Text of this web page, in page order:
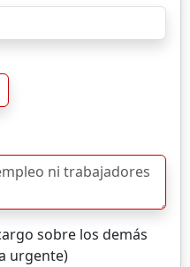
sobre los demás
urgente)